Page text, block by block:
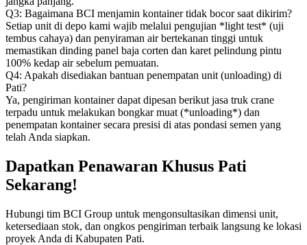
Q3: Bagaimana BCI menjamin kontainer tidak bocor saat dikirim?
Setiap unit di depo kami wajib melalui pengujian *light test* (uji
tembus cahaya) dan penyiraman air bertekanan tinggi untuk
memastikan dinding panel baja corten dan karet pelindung pintu
100% kedap air sebelum pemuatan.
Q4: Apakah disediakan bantuan penempatan unit (unloading) di
Pati?
Ya, pengiriman kontainer dapat dipesan berikut jasa truk crane
terpadu untuk melakukan bongkar muat (*unloading*) dan
penempatan kontainer secara presisi di atas pondasi semen yang
telah Anda siapkan.
Dapatkan Penawaran Khusus Pati
Sekarang!
Hubungi tim BCI Group untuk mengonsultasikan dimensi unit,
ketersediaan stok, dan ongkos pengiriman terbaik langsung ke lokasi
proyek Anda di Kabupaten Pati.